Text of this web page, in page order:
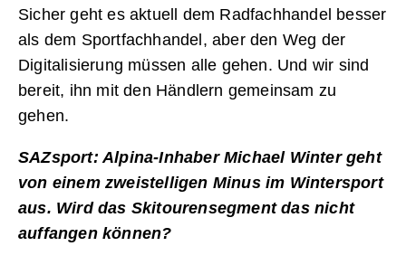
Sicher geht es aktuell dem Radfachhandel besser
als dem Sportfachhandel, aber den Weg der
Digitalisierung müssen alle gehen. Und wir sind
bereit, ihn mit den Händlern gemeinsam zu
gehen.
SAZsport: Alpina-Inhaber Michael Winter geht
von einem zweistelligen Minus im Wintersport
aus. Wird das Skitourensegment das nicht
auffangen können?